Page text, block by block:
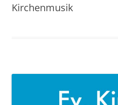
Kirchenmusik